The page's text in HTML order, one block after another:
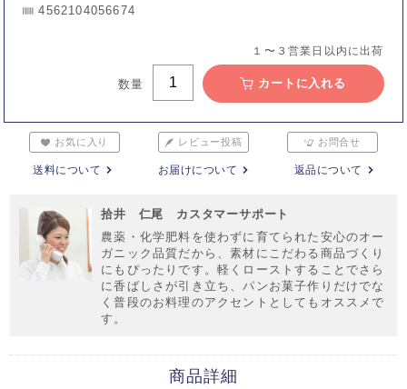
4562104056674
１〜３営業日以内に出荷
数量 カートに入れる
お気に入り レビュー投稿 お問合せ
送料について お届けについて 返品について
拾井 仁尾 カスタマーサポート
農薬・化学肥料を使わずに育てられた安心のオー
ガニック品質だから、素材にこだわる商品づくり
にもぴったりです。軽くローストすることでさら
に香ばしさが引き立ち、パンお菓子作りだけでな
く普段のお料理のアクセントとしてもオススメで
す。
商品詳細